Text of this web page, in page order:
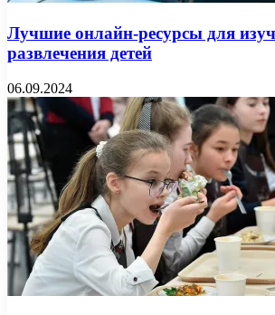
Лучшие онлайн-ресурсы для
развлечения детей
06.09.2024